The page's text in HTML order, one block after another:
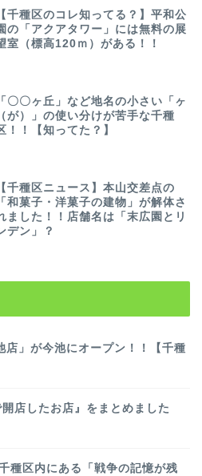
【千種区のコレ知ってる？】平和公
の「アクアタワー」には無料の展
室（標高120ｍ）がある！！
「〇〇ヶ丘」など地名の小さい「ヶ
（が）」の使い分けが苦手な千種
！！【知ってた？】
【千種区ニュース】本山交差点の
「和菓子・洋菓子の建物」が解体さ
ました！！店舗名は「末広園とリ
デン」？
」が今池にオープン！！【千種
店したお店』をまとめました
種区内にある「戦争の記憶が残